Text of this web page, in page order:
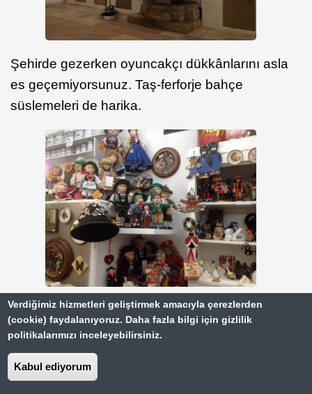
Şehirde gezerken oyuncakçı dükkânlarını asla
es geçemiyorsunuz. Taş-ferforje bahçe
süslemeleri de harika.
Verdiğimiz hizmetleri geliştirmek amacıyla çerezlerden
(cookie) faydalanıyoruz. Daha fazla bilgi için gizlilik
politikalarımızı inceleyebilirsiniz.
Kabul ediyorum